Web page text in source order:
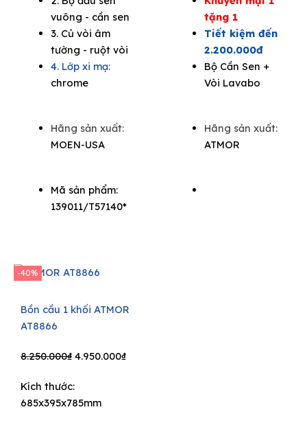
vuông - cần sen
3. Củ vòi âm
tường - ruột vòi
4. Lớp xi mạ:
chrome
Hãng sản xuất:
MOEN-USA
Mã sản phẩm:
139011/T57140*
tặng 1
Tiết kiệm đến
2.200.000đ
Bộ Cần Sen +
Vòi Lavabo
Hãng sản xuất:
ATMOR
-40%
Bồn cầu 1 khối ATMOR
AT8866
8.250.000₫ Original
was:
8.250.000₫.
4.950.000₫Current
Kích thước:
685x395x785mm